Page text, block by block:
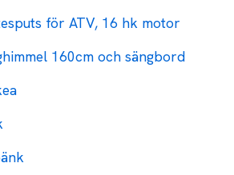
för ATV, 16 hk motor
160cm och sängbord